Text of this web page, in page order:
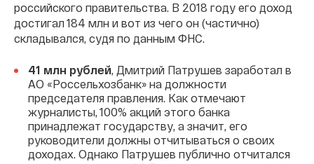
российского правительства. В 2018 году его доход
достигал 184 млн и вот из чего он (частично)
складывался, судя по данным ФНС.
41 млн рублей, Дмитрий Патрушев заработал в
АО «Россельхозбанк» на должности
председателя правления. Как отмечают
журналисты, 100% акций этого банка
принадлежат государству, а значит, его
руководители должны отчитываться о своих
доходах. Однако Патрушев публично отчитался